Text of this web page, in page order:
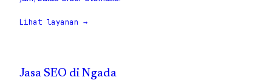
Lihat layanan →
Jasa SEO di Ngada